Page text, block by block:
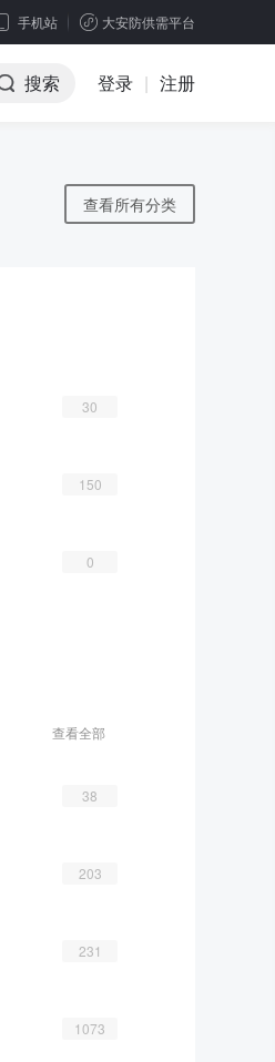
手机站 大安防供需平台
搜索 登录 | 注册
查看所有分类
30
150
0
查看全部
38
203
231
1073